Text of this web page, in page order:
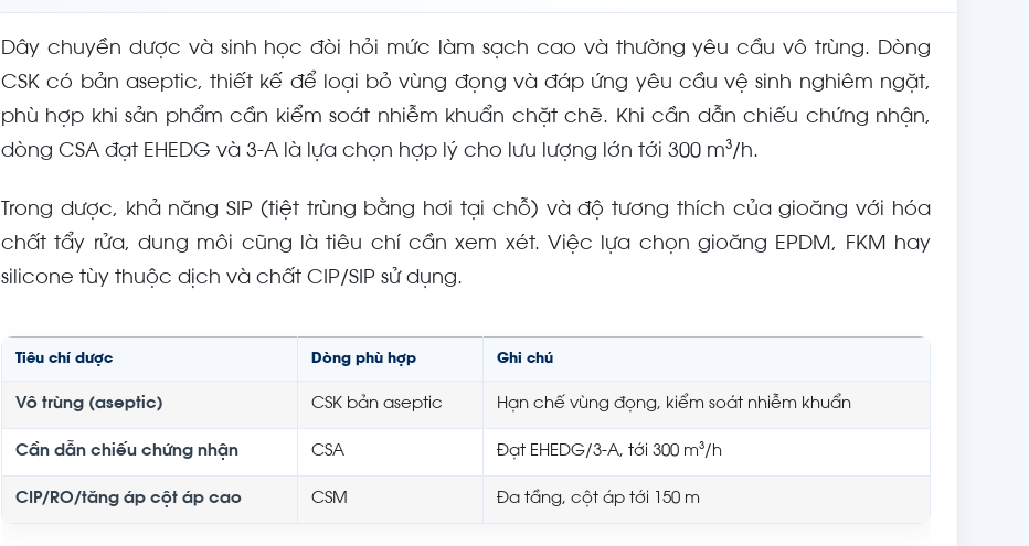
Dây chuyền dược và sinh học đòi hỏi mức làm sạch cao và thường yêu cầu vô trùng. Dòng
CSK có bản aseptic, thiết kế để loại bỏ vùng đọng và đáp ứng yêu cầu vệ sinh nghiêm ngặt,
phù hợp khi sản phẩm cần kiểm soát nhiễm khuẩn chặt chẽ. Khi cần dẫn chiếu chứng nhận,
dòng CSA đạt EHEDG và 3-A là lựa chọn hợp lý cho lưu lượng lớn tới 300 m³/h.
Trong dược, khả năng SIP (tiệt trùng bằng hơi tại chỗ) và độ tương thích của gioăng với hóa
chất tẩy rửa, dung môi cũng là tiêu chí cần xem xét. Việc lựa chọn gioăng EPDM, FKM hay
silicone tùy thuộc dịch và chất CIP/SIP sử dụng.
Tiêu chí dược Dòng phù hợp Ghi chú
Vô trùng (aseptic) CSK bản aseptic Hạn chế vùng đọng, kiểm soát nhiễm khuẩn
Cần dẫn chiếu chứng nhận CSA Đạt EHEDG/3-A, tới 300 m³/h
CIP/RO/tăng áp cột áp cao CSM Đa tầng, cột áp tới 150 m